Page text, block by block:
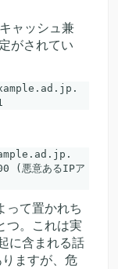
ャッシュ兼
がされてい
って置かれち
つ。これは実
に含まれる話
ますが、危